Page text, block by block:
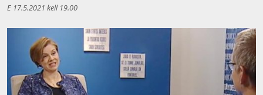
E 17.5.2021 kell 19.00